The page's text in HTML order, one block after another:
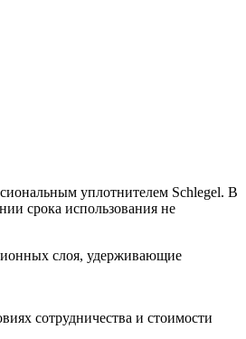
уплотнителем Schlegel. В
срока использования не
слоя, удерживающие
сотрудничества и стоимости